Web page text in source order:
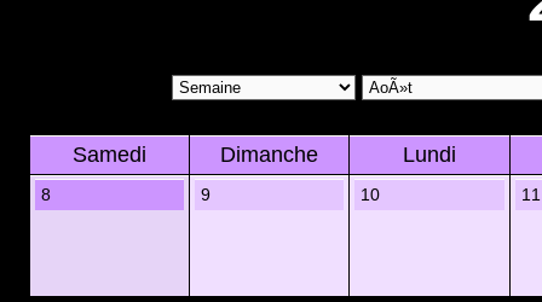
Samedi Dimanche Lundi
8 9 10 11